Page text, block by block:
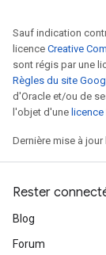
Sauf indication
licence Creative
sont régis par une
Règles du site
d'Oracle et/ou de
l'objet d'une
Dernière mise à
Rester
Blog
Forum